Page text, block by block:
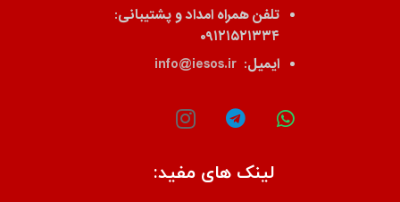
تلفن همراه امداد و پشتیبانی:
۰۹۱۲۱۵۲۱۳۳۴
ایمیل: info@iesos.ir
لینک های مفید: